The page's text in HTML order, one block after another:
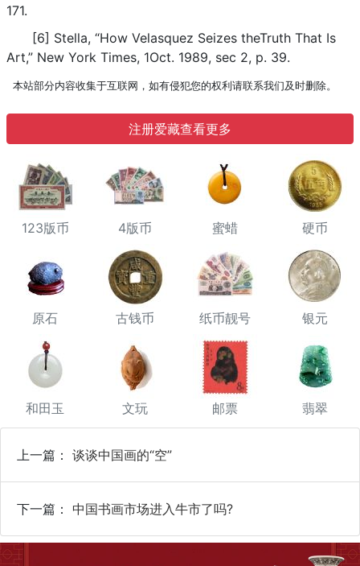
171.
[6] Stella, “How Velasquez Seizes theTruth That Is
Art,” New York Times, 1Oct. 1989, sec 2, p. 39.
本站部分内容收集于互联网，如有侵犯您的权利请联系我们及时删除。
注册爱藏查看更多
123版币 4版币 蜜蜡 硬币
原石 古钱币 纸币靓号 银元
和田玉 文玩 邮票 翡翠
上一篇： 谈谈中国画的“空”
下一篇： 中国书画市场进入牛市了吗?